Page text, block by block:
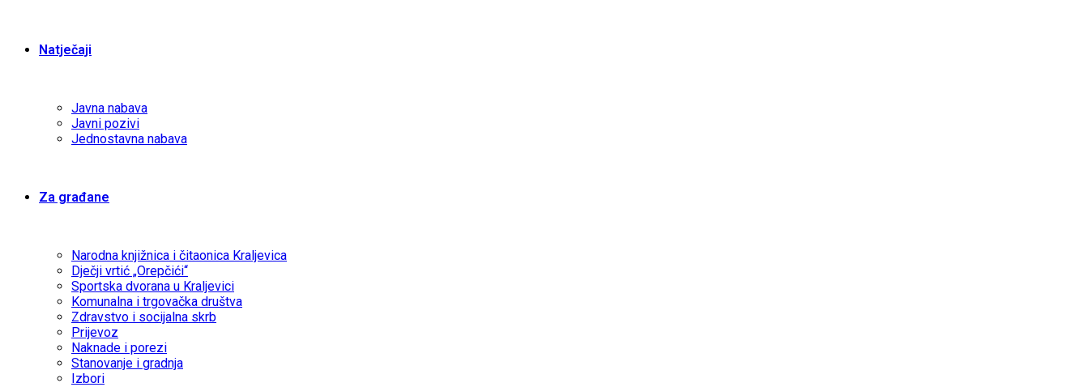
Natječaji
Javna nabava
Javni pozivi
Jednostavna nabava
Za građane
Narodna knjižnica i čitaonica Kraljevica
Dječji vrtić „Orepčići“
Sportska dvorana u Kraljevici
Komunalna i trgovačka društva
Zdravstvo i socijalna skrb
Prijevoz
Naknade i porezi
Stanovanje i gradnja
Izbori